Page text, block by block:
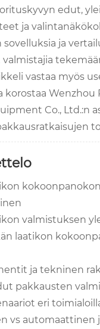
edut,
ja
sovelluksia ja
vastaa myös
korostaa Wenzhou
Co., Ltd.:n
valmistuksen
laatikon
ja tekninen
pakkausten
eri
vs automaattinen